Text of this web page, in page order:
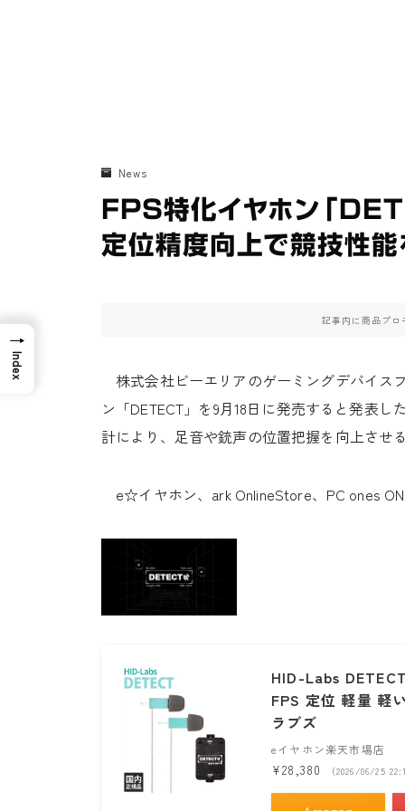
News
FPS特化イヤホン「
定位精度向上で競技性能
記事内に商品プ
株式会社ビーエリアのゲーミングデバイス
ン「DETECT」を9月18日に発売すると発表
計により、足音や銃声の位置把握を向上させ
e☆イヤホン、ark OnlineStore、PC ones
HID-Labs
FPS 定位 軽量 軽
ラブズ
eイヤホン楽天市場店
¥28,380 （2026/06/25
→
Index